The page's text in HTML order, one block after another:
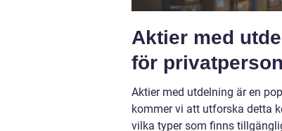
Aktier med
för
Aktier med utdelning är en
kommer vi att utforska detta
vilka typer som finns